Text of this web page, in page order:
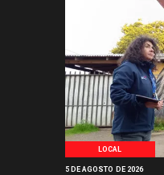
LOCAL
5 DE AGOSTO DE 2026